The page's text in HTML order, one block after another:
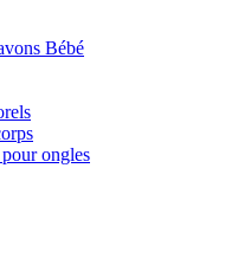
Bébé
ongles